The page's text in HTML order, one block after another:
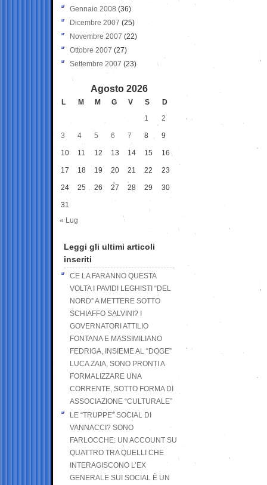
Gennaio 2008 (36)
Dicembre 2007 (25)
Novembre 2007 (22)
Ottobre 2007 (27)
Settembre 2007 (23)
Agosto 2026
L M M G V S
D
1
2
3 4 5 6 7 8 9
10 11 12 13 14 15 16
17 18 19 20 21 22 23
24 25 26 27 28 29 30
31
« Lug
Leggi gli ultimi articoli
inseriti
CE LA FARANNO QUESTA
VOLTA I PAVIDI LEGHISTI “DEL
NORD” A METTERE SOTTO
SCHIAFFO SALVINI? I
GOVERNATORI ATTILIO
FONTANA E MASSIMILIANO
FEDRIGA, INSIEME AL “DOGE”
LUCA ZAIA, SONO PRONTI A
FORMALIZZARE UNA
CORRENTE, SOTTO FORMA DI
ASSOCIAZIONE “CULTURALE”
LE “TRUPPE” SOCIAL DI
VANNACCI? SONO
FARLOCCHE: UN ACCOUNT SU
QUATTRO TRA QUELLI CHE
INTERAGISCONO L’EX
GENERALE SUI SOCIAL È UN